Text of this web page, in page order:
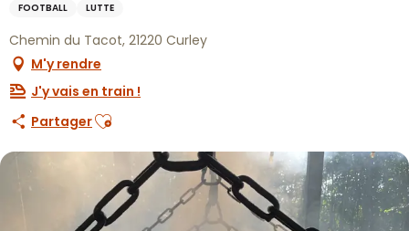
FOOTBALL
LUTTE
Chemin du Tacot, 21220 Curley
M'y rendre
J'y vais en train !
PartagerAjouter aux favoris